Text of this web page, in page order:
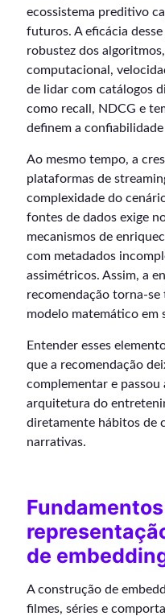
ecossistema preditivo
futuros. A eficácia
robustez dos
computacional,
de lidar com catálogos
como recall, NDCG e
definem a
Ao mesmo tempo, a
plataformas de
complexidade do
fontes de dados exige
mecanismos de
com metadados
assimétricos. Assim, a
recomendação torna-
modelo matemático em
Entender esses
que a recomendação
complementar e
arquitetura do
diretamente hábitos de
narrativas.
de
A construção de
filmes, séries e